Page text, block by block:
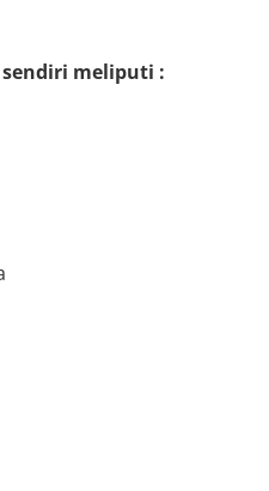
meliputi :